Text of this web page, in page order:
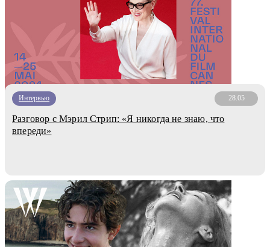
Интервью 28.05
Разговор с Мэрил Стрип: «Я никогда не знаю, что
впереди»